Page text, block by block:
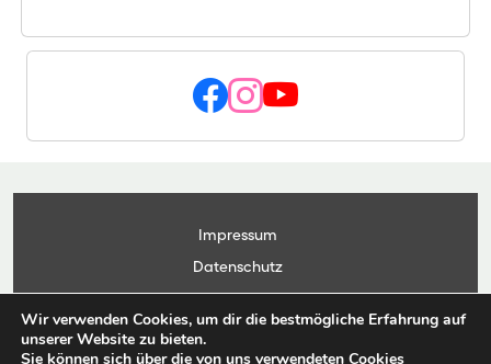
Impressum
Datenschutz
Kontakt
Anwendungsportal
Wir verwenden Cookies, um dir die bestmögliche Erfahrung auf
unserer Website zu bieten.
Sie können sich über die von uns verwendeten Cookies